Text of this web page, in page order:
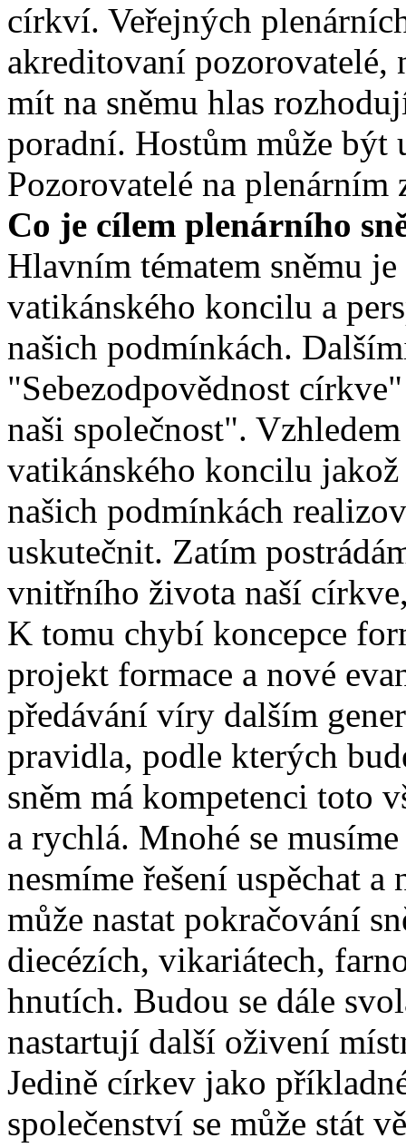
církví. Veřejných
akreditovaní
mít na sněmu hlas
poradní. Hostům může být
Pozorovatelé na
Co je cílem plenárního
Hlavním tématem sněmu
vatikánského koncilu a
našich podmínkách.
"Sebezodpovědnost
naši společnost".
vatikánského koncilu
našich podmínkách
uskutečnit. Zatím
vnitřního života naší
K tomu chybí koncepce
projekt formace a nové
předávání víry dalším
pravidla, podle kterých
sněm má kompetenci toto
a rychlá. Mnohé se
nesmíme řešení uspěchat
může nastat pokračování
diecézích, vikariátech,
hnutích. Budou se dále
nastartují další oživení
Jedině církev jako
společenství se může stát